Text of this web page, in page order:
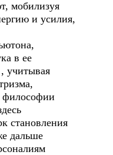
мобилизуя
и усилия,
в ее
учитывая
философии
становления
дальше